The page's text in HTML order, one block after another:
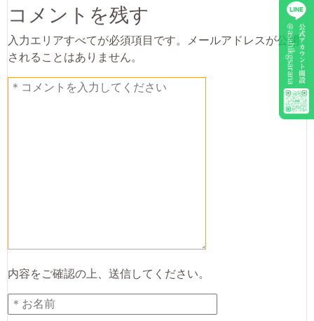
コメントを残す
入力エリアすべてが必須項目です。メールアドレスが公開
されることはありません。
内容をご確認の上、送信してください。